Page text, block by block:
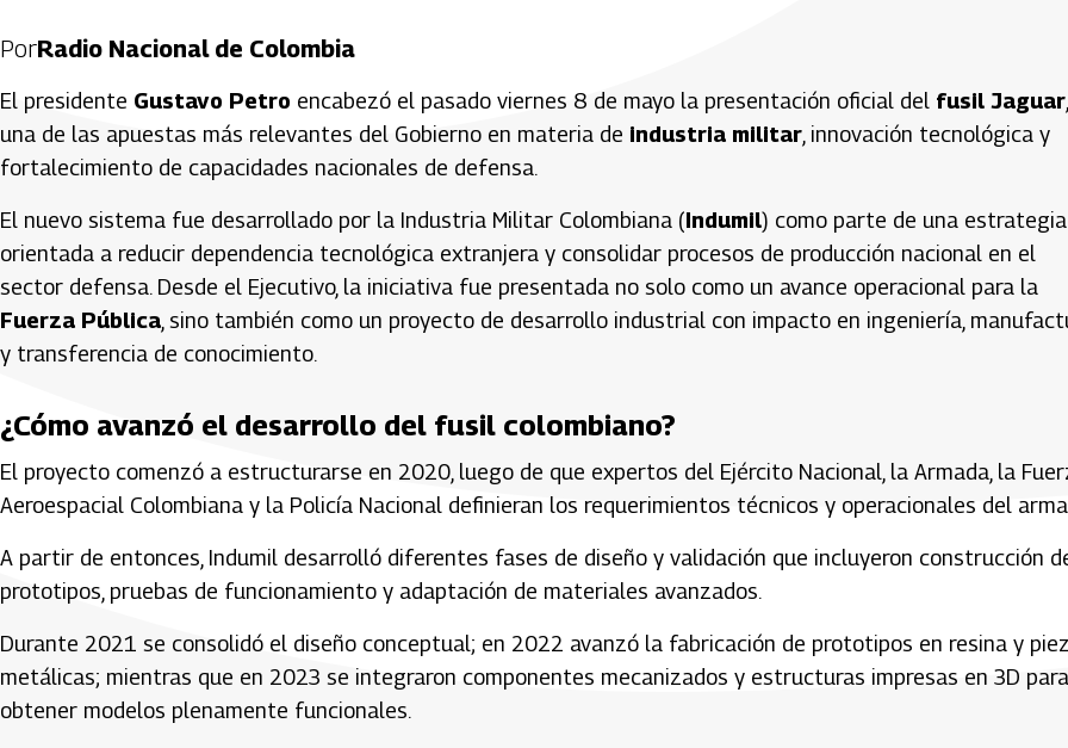
PorRadio Nacional de Colombia
El presidente Gustavo Petro encabezó el pasado viernes 8 de mayo la presentación oficial del fusil Jaguar
una de las apuestas más relevantes del Gobierno en materia de industria militar , innovación tecnológica y
fortalecimiento de capacidades nacionales de defensa.
El nuevo sistema fue desarrollado por la Industria Militar Colombiana (Indumil) como parte de una estrategia
orientada a reducir dependencia tecnológica extranjera y consolidar procesos de producción nacional en el
sector defensa. Desde el Ejecutivo, la iniciativa fue presentada no solo como un avance operacional para la
Fuerza Pública , sino también como un proyecto de desarrollo industrial con impacto en ingeniería,
y transferencia de conocimiento.
¿Cómo avanzó el desarrollo del fusil colombiano?
El proyecto comenzó a estructurarse en 2020, luego de que expertos del Ejército Nacional, la Armada, la
Aeroespacial Colombiana y la Policía Nacional definieran los requerimientos técnicos y operacionales del
A partir de entonces, Indumil desarrolló diferentes fases de diseño y validación que incluyeron construcción
prototipos, pruebas de funcionamiento y adaptación de materiales avanzados.
Durante 2021 se consolidó el diseño conceptual; en 2022 avanzó la fabricación de prototipos en resina y
metálicas; mientras que en 2023 se integraron componentes mecanizados y estructuras impresas en 3D para
obtener modelos plenamente funcionales.